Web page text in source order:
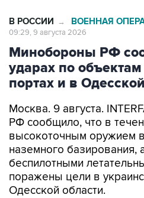
В РОССИИ → ВОЕННАЯ
09:29, 9 августа 2026
Минобороны РФ
ударах по
портах и в
Москва. 9 августа.
РФ сообщило, что в
высокоточным оружием
наземного базирования,
беспилотными
поражены цели в
Одесской области.